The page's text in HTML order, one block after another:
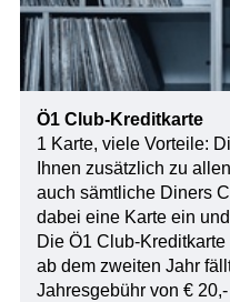
Ö1 Club-Kreditkarte
1 Karte, viele Vorteile:
Ihnen zusätzlich zu
auch sämtliche Diners
dabei eine Karte ein
Die Ö1 Club-
ab dem zweiten Jahr
Jahresgebühr von €